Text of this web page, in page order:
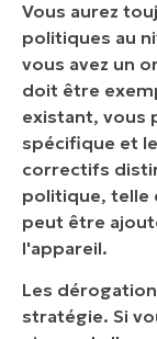
Vous aurez
politiques au
vous avez un
doit être
existant, vous
spécifique et
correctifs
politique, telle
peut être
l'appareil.
Les
stratégie. Si